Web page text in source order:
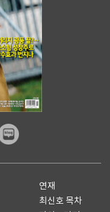
연재
최신호 목차